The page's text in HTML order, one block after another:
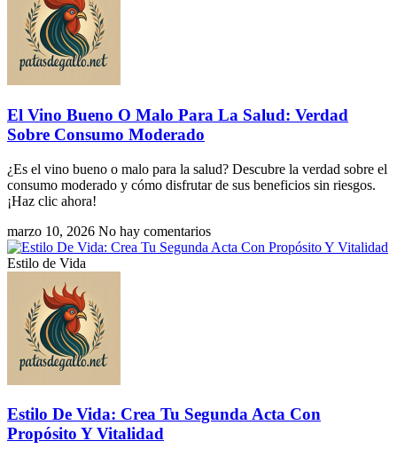
El Vino Bueno O Malo Para La Salud: Verdad
Sobre Consumo Moderado
¿Es el vino bueno o malo para la salud? Descubre la verdad sobre el
consumo moderado y cómo disfrutar de sus beneficios sin riesgos.
¡Haz clic ahora!
marzo 10, 2026 No hay comentarios
Estilo de Vida
Estilo De Vida: Crea Tu Segunda Acta Con
Propósito Y Vitalidad